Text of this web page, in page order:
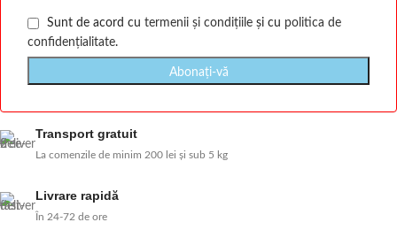
Sunt de acord cu termenii și condițiile și cu politica de
confidențialitate.
Transport gratuit
La comenzile de minim 200 lei și sub 5 kg
Livrare rapidă
În 24-72 de ore